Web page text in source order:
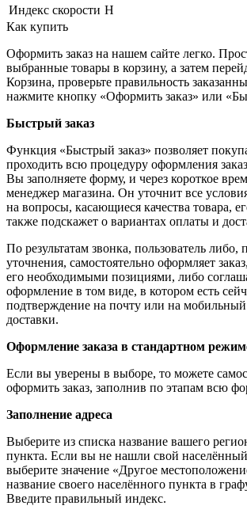
Индекс скорости H
Как купить
Оформить заказ на нашем сайте легко.
выбранные товары в корзину, а затем
Корзина, проверьте правильность
нажмите кнопку «Оформить заказ» или
Быстрый заказ
Функция «Быстрый заказ» позволяет
проходить всю процедуру оформления
Вы заполняете форму, и через короткое
менеджер магазина. Он уточнит все
на вопросы, касающиеся качества товара,
также подскажет о вариантах оплаты и
По результатам звонка, пользователь либо,
уточнения, самостоятельно оформляет
его необходимыми позициями, либо
оформление в том виде, в котором есть
подтверждение на почту или на
доставки.
Оформление заказа в стандартном
Если вы уверены в выборе, то можете
оформить заказ, заполнив по этапам всю
Заполнение адреса
Выберите из списка название вашего
пункта. Если вы не нашли свой
выберите значение «Другое
название своего населённого пункта в
Введите правильный индекс.